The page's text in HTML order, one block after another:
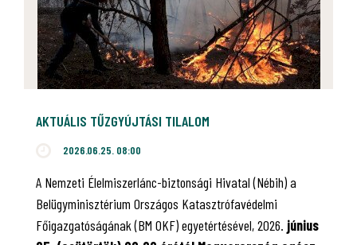
AKTUÁLIS TŰZGYÚJTÁSI TILALOM
2026.06.25. 08:00
A Nemzeti Élelmiszerlánc-biztonsági Hivatal (Nébih) a
Belügyminisztérium Országos Katasztrófavédelmi
Főigazgatóságának (BM OKF) egyetértésével, 2026. június